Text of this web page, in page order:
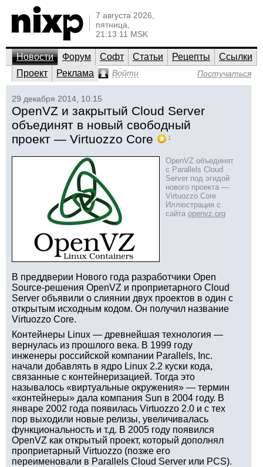
7 августа 2026,
пятница,
21:13:11 MSK
Новости Форум Софт Статьи Рецепты
Ссылки
Проект
Реклама Войти Постучаться
29 декабря 2014, 10:15
OpenVZ и закрытый Cloud Server
объединят в новый свободный
проект — Virtuozzo Core
1
OpenVZ объединят
с Parallels Cloud
Server под эгидой
нового проекта —
Virtuozzo Core
Иллюстрация с
сайта openvz.org
В преддверии Нового года разработчики Open
Source-решения OpenVZ и проприетарного Cloud
Server объявили о слиянии двух проектов в один с
открытым исходным кодом. Он получил название
Virtuozzo Core.
Контейнеры Linux — древнейшая технология —
вернулась из прошлого века. В 1999 году
инженеры российской компании Parallels, Inc.
начали добавлять в ядро Linux 2.2 куски кода,
связанные с контейнеризацией. Тогда это
называлось «виртуальные окружения» — термин
«контейнеры» дала компания Sun в 2004 году. В
январе 2002 года появилась Virtuozzo 2.0 и с тех
пор выходили новые релизы, увеличивалась
функциональность и т.д. В 2005 году появился
OpenVZ как открытый проект, который дополнял
проприетарный Virtuozzo (позже его
переименовали в Parallels Cloud Server или PCS).